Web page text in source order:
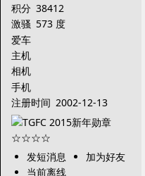
积分 38412
激骚 573 度
爱车
主机
相机
手机
注册时间 2002-12-13
发短消息
加为好友
当前离线